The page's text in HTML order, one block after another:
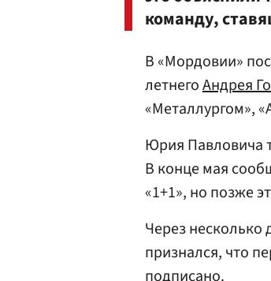
команду,
В «Мордовии»
летнегоАндрея
«Металлургом»,
Юрия Павловича
В конце мая
«1+1», но позже
Через несколько
признался, что
подписано.